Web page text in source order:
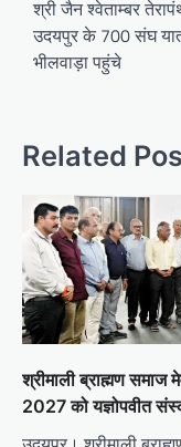
navigation
श्री जैन श्वेताम्बर
उदयपुर के 700 संघ
भीलवाड़ा पहुंचे
Related
श्रीमाली ब्राह्मण समाज
2027 को यज्ञोपवीत